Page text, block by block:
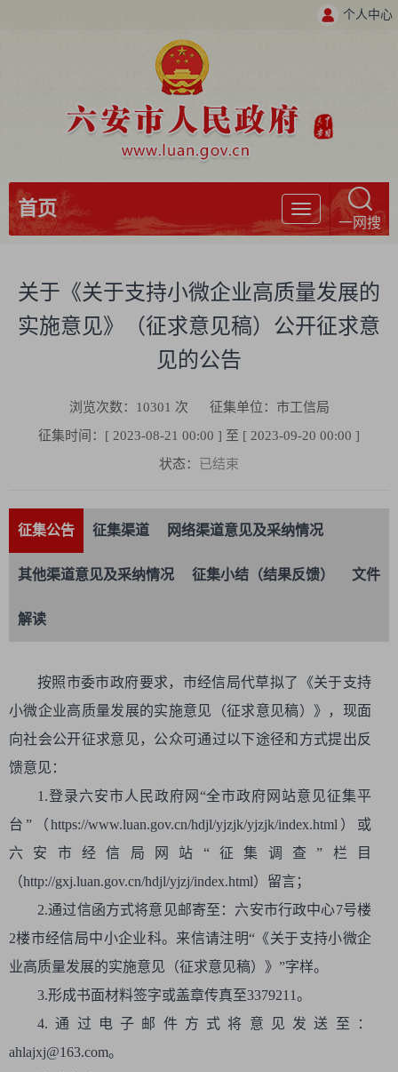
个人中心
导
航
首页
一网搜
关于《关于支持小微企业高质量发展的
实施意见》（征求意见稿）公开征求意
见的公告
浏览次数： 10301 次
征集单位：市工信局
征集时间：[ 2023-08-21 00:00 ] 至 [ 2023-09-20 00:00 ]
状态：
已结束
征集公告 征集渠道 网络渠道意见及采纳情况
其他渠道意见及采纳情况 征集小结（结果反馈） 文件
解读
按照市委市政府要求，市经信局代草拟了《关于支持
小微企业高质量发展的实施意见（征求意见稿）》，现面
向社会公开征求意见，公众可通过以下途径和方式提出反
馈意见：
1.登录六安市人民政府网“全市政府网站意见征集平
台”（https://www.luan.gov.cn/hdjl/yjzjk/yjzjk/index.html）或
六安市经信局网站“征集调查”栏目
（http://gxj.luan.gov.cn/hdjl/yjzj/index.html）留言；
2.通过信函方式将意见邮寄至：六安市行政中心7号楼
2楼市经信局中小企业科。来信请注明“《关于支持小微企
业高质量发展的实施意见（征求意见稿）》”字样。
3.形成书面材料签字或盖章传真至3379211。
4.通过电子邮件方式将意见发送至：
ahlajxj@163.com。